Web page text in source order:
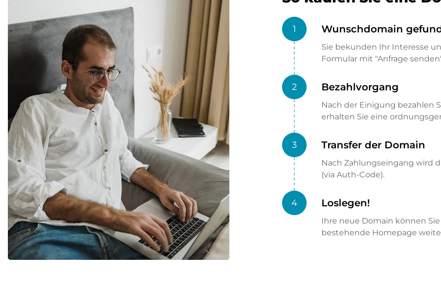
1 Wunschdomain
Sie bekunden Ihr Interesse
Formular mit "Anfrage
2 Bezahlvorgang
Nach der Einigung bezahlen
erhalten Sie eine
3 Transfer der Domain
Nach Zahlungseingang wird
(via Auth-Code).
4 Loslegen!
Ihre neue Domain können
bestehende Homepage